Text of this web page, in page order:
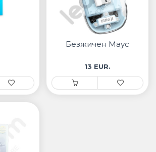
Безжичен Маус
13 EUR.